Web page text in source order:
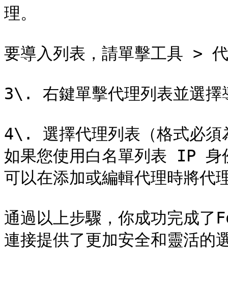
理。
要導入列表，請單擊工具 >
3\. 右鍵單擊代理列表並選擇
4\. 選擇代理列表（格式必須
如果您使用白名單列表 IP
可以在添加或編輯代理時將代
通過以上步驟，你成功完成